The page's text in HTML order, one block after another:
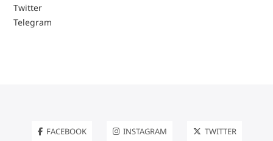
Twitter
Telegram
FACEBOOK INSTAGRAM TWITTER